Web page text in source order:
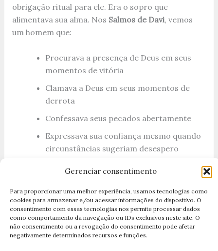
Gerenciar consentimento
Para proporcionar uma melhor experiência, usamos tecnologias como
cookies para armazenar e/ou acessar informações do dispositivo. O
consentimento com essas tecnologias nos permite processar dados
como comportamento da navegação ou IDs exclusivos neste site. O
não consentimento ou a revogação do consentimento pode afetar
negativamente determinados recursos e funções.
obrigação ritual para ele. Era o sopro que
alimentava sua alma. Nos Salmos de Davi, vemos
um homem que:
Procurava a presença de Deus em seus
momentos de vitória
Clamava a Deus em seus momentos de
derrota
Confessava seus pecados abertamente
Expressava sua confiança mesmo quando
circunstâncias sugeriam desespero
próprias orações respondidas
Há uma qualidade de autenticidade nosSalmosque
é comovente. Davi
não estava tentando soar espiritual. Estava sendo